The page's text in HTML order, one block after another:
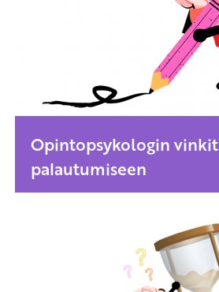
Opintopsykologin vinkit
palautumiseen